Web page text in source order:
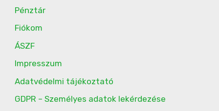
Pénztár
Fiókom
ÁSZF
Impresszum
Adatvédelmi tájékoztató
GDPR – Személyes adatok lekérdezése